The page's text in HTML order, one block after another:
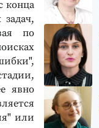
конца
по
явно
или